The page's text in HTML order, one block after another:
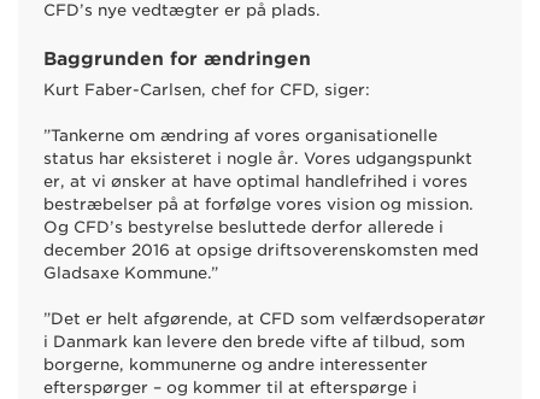
CFD’s nye vedtægter er på plads.
Baggrunden for ændringen
Kurt Faber-Carlsen, chef for CFD, siger:
”Tankerne om ændring af vores organisationelle
status har eksisteret i nogle år. Vores udgangspunkt
er, at vi ønsker at have optimal handlefrihed i vores
bestræbelser på at forfølge vores vision og mission.
Og CFD’s bestyrelse besluttede derfor allerede i
december 2016 at opsige driftsoverenskomsten med
Gladsaxe Kommune.”
”Det er helt afgørende, at CFD som velfærdsoperatør
i Danmark kan levere den brede vifte af tilbud, som
borgerne, kommunerne og andre interessenter
efterspørger – og kommer til at efterspørge i